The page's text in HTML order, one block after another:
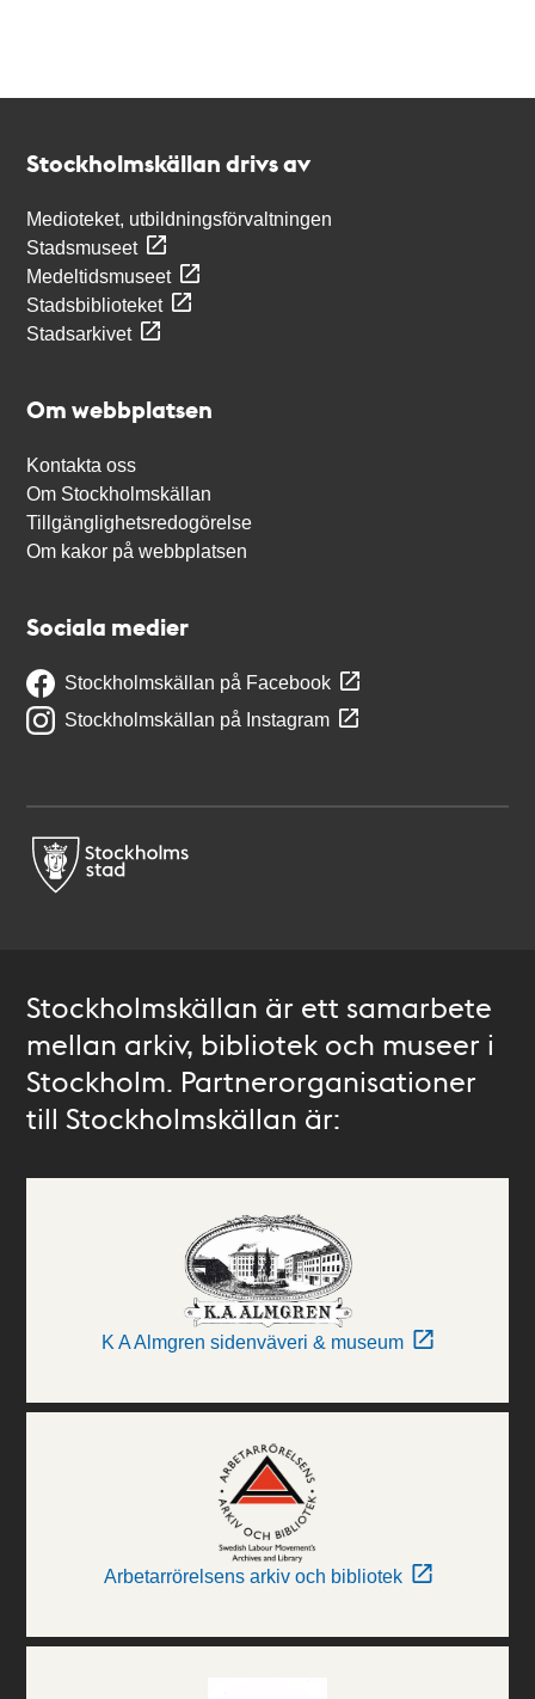
Stockholmskällan drivs av
Medioteket, utbildningsförvaltningen
Stadsmuseet
Medeltidsmuseet
Stadsbiblioteket
Stadsarkivet
Om webbplatsen
Kontakta oss
Om Stockholmskällan
Tillgänglighetsredogörelse
Om kakor på webbplatsen
Sociala medier
Stockholmskällan på Facebook
Stockholmskällan på Instagram
Stockholmskällan är ett samarbete
mellan arkiv, bibliotek och museer i
Stockholm. Partnerorganisationer
till Stockholmskällan är:
K A Almgren sidenväveri & museum
Arbetarrörelsens arkiv och bibliotek